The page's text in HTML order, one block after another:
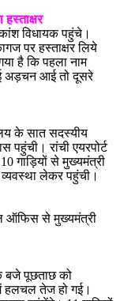
विधायक पहुंचे।
पर हस्ताक्षर लिये
है कि पहला नाम
अड़चन आई तो दूसरे
के सात सदस्यीय
पहुंची। रांची एयरपोर्ट
गाड़ियों से मुख्यमंत्री
लेकर पहुंची।
ऑफिस से मुख्यमंत्री
बजे पूछताछ को
तेज हो गई।